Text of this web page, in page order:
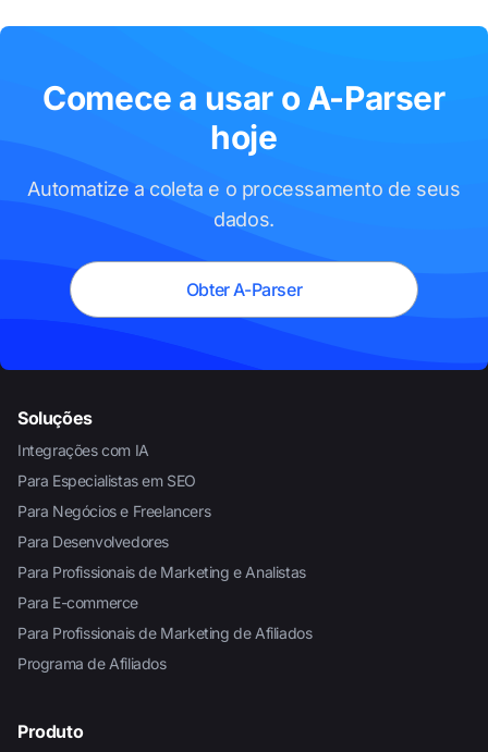
Comece a usar o A-Parser
hoje
Automatize a coleta e o processamento de seus
dados.
Obter A-Parser
Soluções
Integrações com IA
Para Especialistas em SEO
Para Negócios e Freelancers
Para Desenvolvedores
Para Profissionais de Marketing e Analistas
Para E-commerce
Para Profissionais de Marketing de Afiliados
Programa de Afiliados
Produto